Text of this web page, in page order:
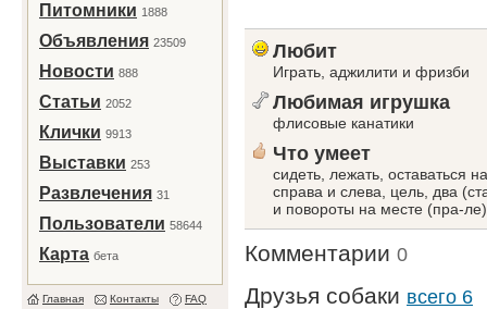
Питомники 1888
Объявления 23509
Новости 888
Статьи 2052
Клички 9913
Выставки 253
Развлечения 31
Пользователи 58644
Карта бета
Главная Контакты FAQ
Любит
Играть, аджилити и фризби
Любимая игрушка
флисовые канатики
Что умеет
сидеть, лежать, оставаться
справа и слева, цель, два
и повороты на месте (пра-ле)
Комментарии 0
Друзья собаки всего 6